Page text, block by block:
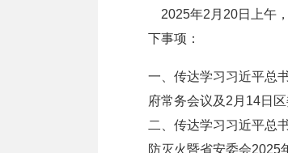
2025年2月20日上午
下事项：
一、传达学习习近平总
府常务会议及2月14日
二、传达学习习近平总
防灭火暨省安委会2025